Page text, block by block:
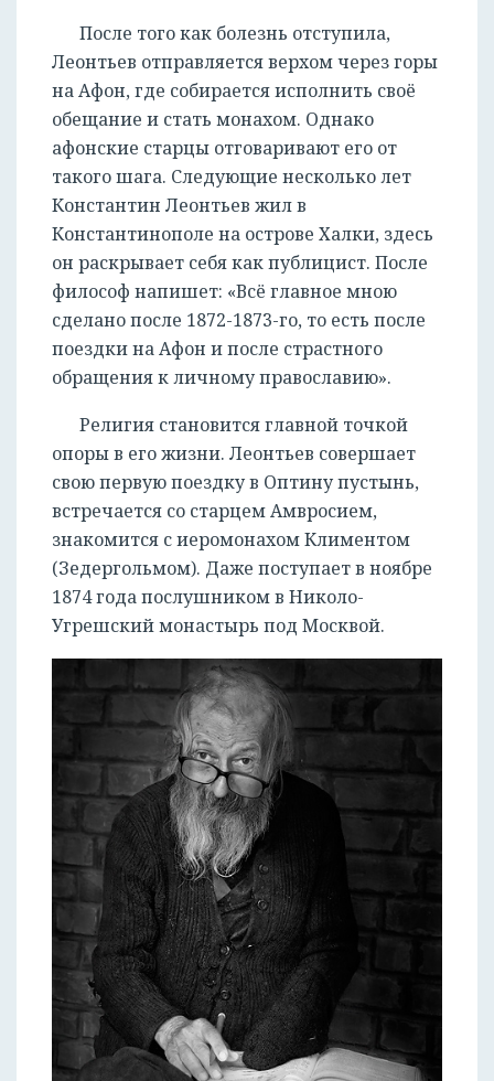
После того как болезнь отступила,
Леонтьев отправляется верхом через горы
на Афон, где собирается исполнить своё
обещание и стать монахом. Однако
афонские старцы отговаривают его от
такого шага. Следующие несколько лет
Константин Леонтьев жил в
Константинополе на острове Халки, здесь
он раскрывает себя как публицист. После
философ напишет: «Всё главное мною
сделано после 1872-1873-го, то есть после
поездки на Афон и после страстного
обращения к личному православию».
Религия становится главной точкой
опоры в его жизни. Леонтьев совершает
свою первую поездку в Оптину пустынь,
встречается со старцем Амвросием,
знакомится с иеромонахом Климентом
(Зедергольмом). Даже поступает в ноябре
1874 года послушником в Николо-
Угрешский монастырь под Москвой.